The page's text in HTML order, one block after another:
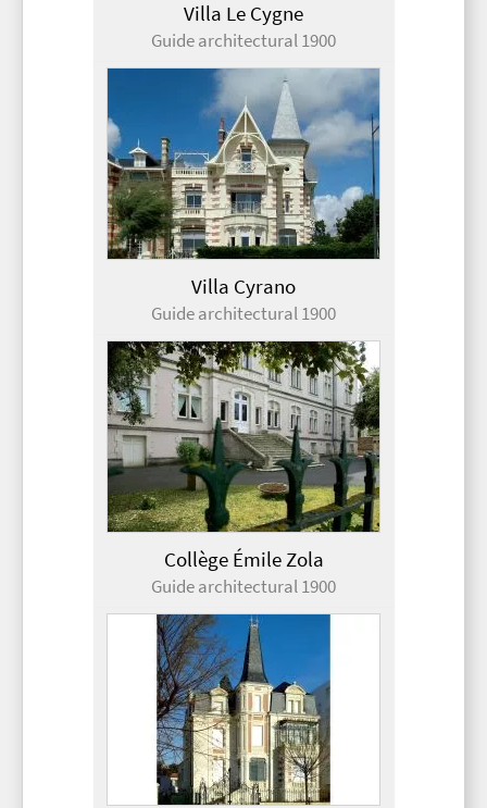
Villa Le Cygne
Guide architectural 1900
Villa Cyrano
Guide architectural 1900
Collège Émile Zola
Guide architectural 1900